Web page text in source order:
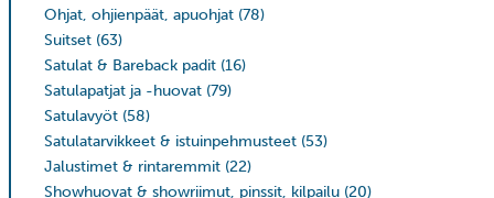
Ohjat, ohjienpäät, apuohjat (78)
Suitset (63)
Satulat & Bareback padit (16)
Satulapatjat ja -huovat (79)
Satulavyöt (58)
Satulatarvikkeet & istuinpehmusteet (53)
Jalustimet & rintaremmit (22)
Showhuovat & showriimut, pinssit, kilpailu (20)